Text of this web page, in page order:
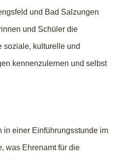
und Bad Salzungen
und Schüler die
soziale, kulturelle und
kennenzulernen und selbst
in einer Einführungsstunde im
was Ehrenamt für die